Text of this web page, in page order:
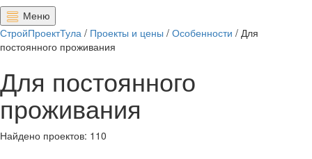
Меню
СтройПроектТула / Проекты и цены / Особенности / Для
постоянного проживания
Для постоянного
проживания
Найдено проектов: 110